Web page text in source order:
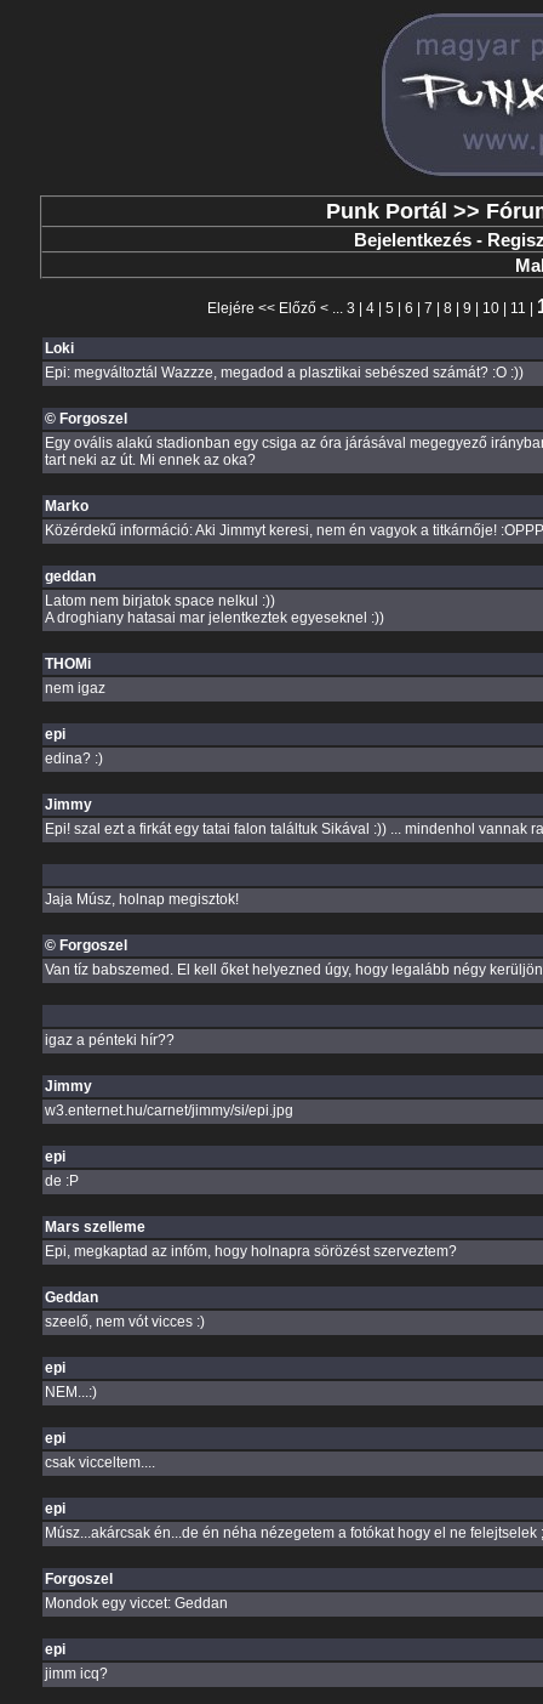
Punk Portál >>
Bejelentkezés -
Elejére << Előző< ... 3 4| 5 6 7 8| 9 10| 11
Loki
Epi: megváltoztál Wazzze, megadod a plasztikai sebészed számát? :O :))
© Forgoszel
Egy ovális alakú stadionban egy csiga az óra járásával megegyező
tart neki az út. Mi ennek az oka?
Marko
Közérdekű információ: Aki Jimmyt keresi, nem én vagyok a titkárnője! :OPPP
geddan
Latom nem birjatok space nelkul :))
A droghiany hatasai mar jelentkeztek egyeseknel :))
THOMi
nem igaz
epi
edina? :)
Jimmy
Epi! szal ezt a firkát egy tatai falon találtuk Sikával :)) ... mindenhol vannak
Jaja Músz, holnap megisztok!
© Forgoszel
Van tíz babszemed. El kell őket helyezned úgy, hogy legalább négy
igaz a pénteki hír??
Jimmy
w3.enternet.hu/carnet/jimmy/si/epi.jpg
epi
de :P
Mars szelleme
Epi, megkaptad az infóm, hogy holnapra sörözést szerveztem?
Geddan
szeelő, nem vót vicces :)
epi
NEM...:)
epi
csak vicceltem....
epi
Músz...akárcsak én...de én néha nézegetem a fotókat hogy el ne felejtselek
Forgoszel
Mondok egy viccet: Geddan
epi
jimm icq?